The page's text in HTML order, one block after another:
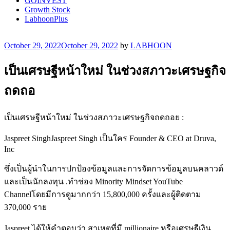
Growth Stock
LabhoonPlus
Posted
October 29, 2022October 29, 2022 by LABHOON
เป็นเศรษฐีหน้าใหม่ ในช่วงสภาวะเศรษฐกิจ
ถดถอ
เป็นเศรษฐีหน้าใหม่ ในช่วงสภาวะเศรษฐกิจถดถอย :
Jaspreet SinghJaspreet Singh เป็นใคร Founder & CEO at Druva,
Inc
ซึ่งเป็นผู้นำในการปกป้องข้อมูลและการจัดการข้อมูลบนคลาวด์
และเป็นนักลงทุน .ทำช่อง Minority Mindset YouTube
Channelโดยมีการดูมากกว่า 15,800,000 ครั้งและผู้ติดตาม
370,000 ราย
Jaspreet ได้ให้คำตอบว่า สาเหตุที่มี millionaire หรือเศรษฐีเงิน